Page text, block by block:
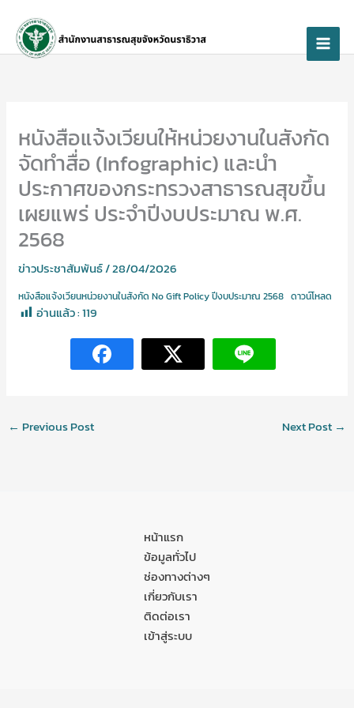
content
หนังสือแจ้งเวียนให้หน่วยงานในสังกัด
จัดทำสื่อ (Infographic) และนำ
ประกาศของกระทรวงสาธารณสุขขึ้น
เผยแพร่ ประจำปีงบประมาณ พ.ศ.
2568
ข่าวประชาสัมพันธ์/28/04/2026
หนังสือแจ้งเวียนหน่วยงานในสังกัด No Gift Policy ปีงบประมาณ 2568 ดาวน์โหลด
อ่านแล้ว :119
← Previous Post Next Post →
หน้าแรก
ข้อมูลทั่วไป
ช่องทางต่างๆ
เกี่ยวกับเรา
ติดต่อเรา
เข้าสู่ระบบ